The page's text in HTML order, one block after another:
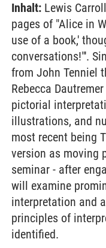
Inhalt: Lewis
pages of "Alice in
use of a book,'
conversations!"'.
from John Tenniel
Rebecca
pictorial
illustrations, and
most recent being
version as moving
seminar - after
will examine
interpretation and
principles of
identified.